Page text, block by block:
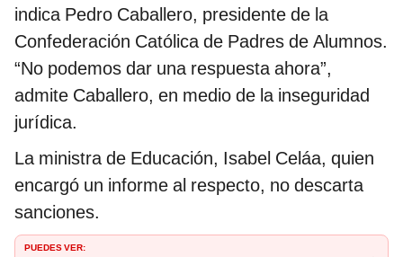
indica Pedro Caballero, presidente de la
Confederación Católica de Padres de Alumnos.
“No podemos dar una respuesta ahora”,
admite Caballero, en medio de la inseguridad
jurídica.
La ministra de Educación, Isabel Celáa, quien
encargó un informe al respecto, no descarta
sanciones.
PUEDES VER: